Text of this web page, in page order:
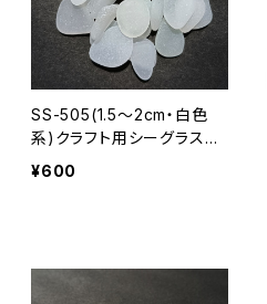
SS-505(1.5～2cm・白色
系)クラフト用シーグラス素
材
¥600